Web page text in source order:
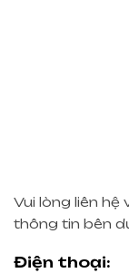
Vui lòng liên
thông tin bên
Điện thoại: